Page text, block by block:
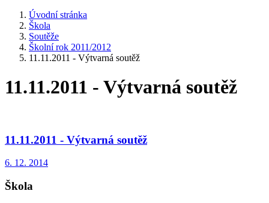
Úvodní stránka
Škola
Soutěže
Školní rok 2011/2012
11.11.2011 - Výtvarná soutěž
11.11.2011 - Výtvarná soutěž
11.11.2011 - Výtvarná soutěž
6. 12. 2014
Škola